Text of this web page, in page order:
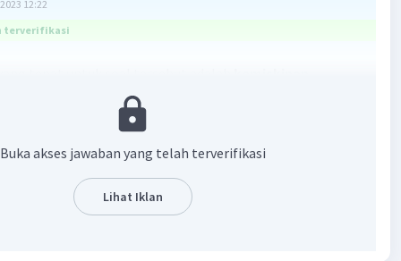
12:22
terverifikasi
keadaan mengenai terjadinya ketidakmampuan
kebutuhan dasar, seperti makanan, pakaian,
pendidikan, dan kesehatan.
dapat disebabkan oleh kelangkaan alat pemenuh
dasar ataupun sulitnya akses terhadap pendidikan dan
Buka akses jawaban yang telah terverifikasi
Lihat Iklan